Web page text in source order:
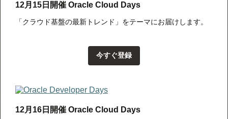
12月15日開催 Oracle Cloud Days
「クラウド基盤の最新トレンド」をテーマにお届けします。
今すぐ登録
12月16日開催 Oracle Cloud Days